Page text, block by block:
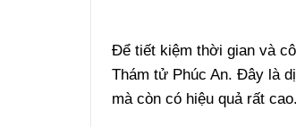
Để tiết kiệm thời gian và
Thám tử Phúc An. Đây là
mà còn có hiệu quả rất cao.